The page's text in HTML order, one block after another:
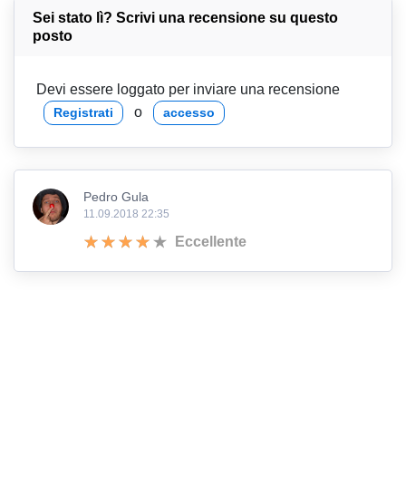
Sei stato lì? Scrivi una recensione su questo
posto
Devi essere loggato per inviare una recensione
Registrati o accesso
Pedro Gula
11.09.2018 22:35
Eccellente